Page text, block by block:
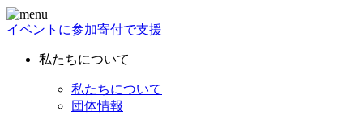
イベントに参加寄付で支援
私たちについて
私たちについて
団体情報